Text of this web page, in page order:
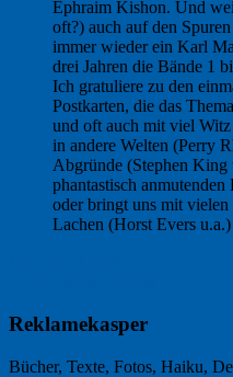
Ephraim Kishon. Und
oft?) auch auf den
immer wieder ein Karl
drei Jahren die Bände 1
Ich gratuliere zu den
Postkarten, die das
und oft auch mit viel
in andere Welten (Perry
Abgründe (Stephen
phantastisch
oder bringt uns mit
Lachen (Horst Evers
Reklamekasper
Bücher, Texte, Fotos, Haiku,